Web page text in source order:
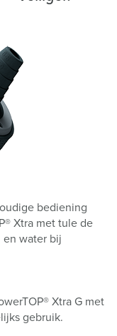
bediening
Xtra met tule de
en water bij
Xtra G met
gebruik.